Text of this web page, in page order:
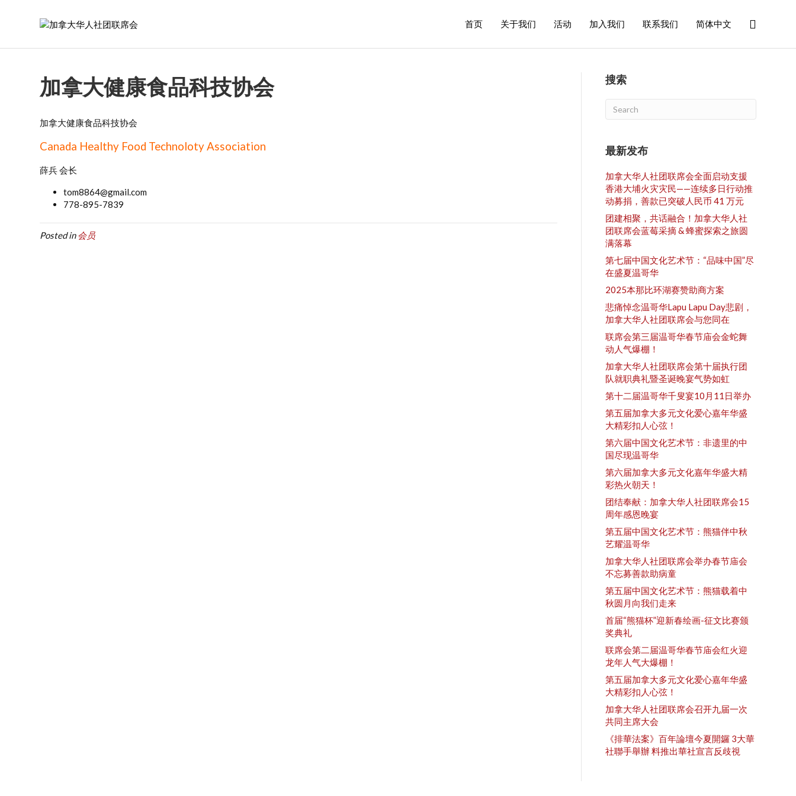
首页 关于我们 活动 加入我们 联系我们 简体中文
加拿大健康食品科技协会
加拿大健康食品科技协会
Canada Healthy Food Technoloty Association
薛兵 会长
tom8864@gmail.com
778-895-7839
Posted in会员
搜索
最新发布
加拿大华人社团联席会全面启动支援
香港大埔火灾灾民——连续多日行动推
动募捐，善款已突破人民币 41 万元
团建相聚，共话融合！加拿大华人社
团联席会蓝莓采摘 & 蜂蜜探索之旅圆
满落幕
第七届中国文化艺术节：“品味中国”尽
在盛夏温哥华
2025本那比环湖赛赞助商方案
悲痛悼念温哥华Lapu Lapu Day悲剧，
加拿大华人社团联席会与您同在
联席会第三届温哥华春节庙会金蛇舞
动人气爆棚！
加拿大华人社团联席会第十届执行团
队就职典礼暨圣诞晚宴气势如虹
第十二届温哥华千叟宴10月11日举办
第五届加拿大多元文化爱心嘉年华盛
大精彩扣人心弦！
第六届中国文化艺术节：非遗里的中
国尽现温哥华
第六届加拿大多元文化嘉年华盛大精
彩热火朝天！
团结奉献：加拿大华人社团联席会15
周年感恩晚宴
第五届中国文化艺术节：熊猫伴中秋
艺耀温哥华
加拿大华人社团联席会举办春节庙会
不忘募善款助病童
第五届中国文化艺术节：熊猫载着中
秋圆月向我们走来
首届“熊猫杯”迎新春绘画-征文比赛颁
奖典礼
联席会第二届温哥华春节庙会红火迎
龙年人气大爆棚！
第五届加拿大多元文化爱心嘉年华盛
大精彩扣人心弦！
加拿大华人社团联席会召开九届一次
共同主席大会
《排華法案》百年論壇今夏開鑼 3大華
社聯手舉辦 料推出華社宣言反歧視